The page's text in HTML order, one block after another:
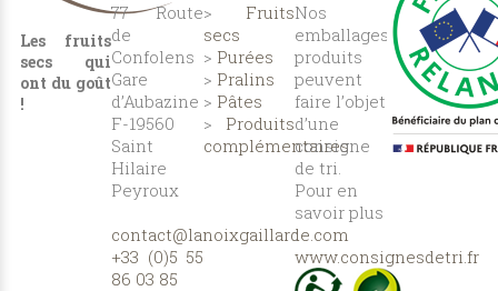
Les fruits
secs qui
ont du goût
!
77 Route
de
Confolens
Gare
d’Aubazine
F-19560
Saint
Hilaire
Peyroux
contact@lanoixgaillarde.com
+33 (0)5 55
86 03 85
> Fruits
secs
> Purées
> Pralins
> Pâtes
> Produits
complémentaires
Nos
emballages
produits
peuvent
faire l’objet
d’une
consigne
de tri.
Pour en
savoir plus
:
www.consignesdetri.fr